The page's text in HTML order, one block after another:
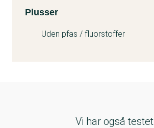
Kemitest
Plusser
Uden pfas / fluorstoffer
Vi har også testet